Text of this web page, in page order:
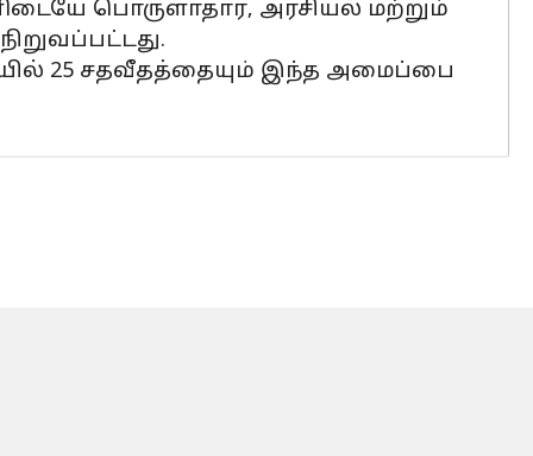
பொருளாதார, அரசியல் மற்றும்
25 சதவீதத்தையும் இந்த அமைப்பை